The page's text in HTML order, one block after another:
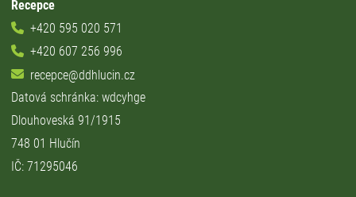
Recepce
+420 595 020 571
+420 607 256 996
recepce@ddhlucin.cz
Datová schránka: wdcyhge
Dlouhoveská 91/1915
748 01 Hlučín
IČ: 71295046